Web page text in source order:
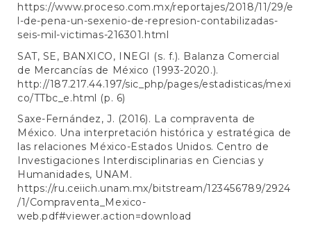
https://www.proceso.com.mx/reportajes/2018/11/29/e
l-de-pena-un-sexenio-de-represion-contabilizadas-
seis-mil-victimas-216301.html
SAT, SE, BANXICO, INEGI (s. f.). Balanza Comercial
de Mercancías de México (1993-2020.).
http://187.217.44.197/sic_php/pages/estadisticas/mexi
co/TTbc_e.html (p. 6)
Saxe-Fernández, J. (2016). La compraventa de
México. Una interpretación histórica y estratégica de
las relaciones México-Estados Unidos. Centro de
Investigaciones Interdisciplinarias en Ciencias y
Humanidades, UNAM.
https://ru.ceiich.unam.mx/bitstream/123456789/2924
/1/Compraventa_Mexico-
web.pdf#viewer.action=download